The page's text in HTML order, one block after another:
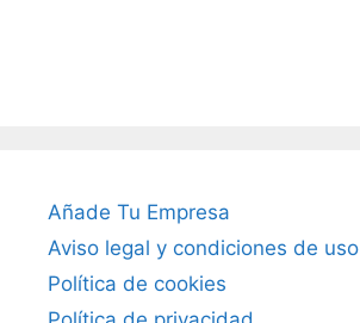
Añade Tu Empresa
Aviso legal y condiciones de uso
Política de cookies